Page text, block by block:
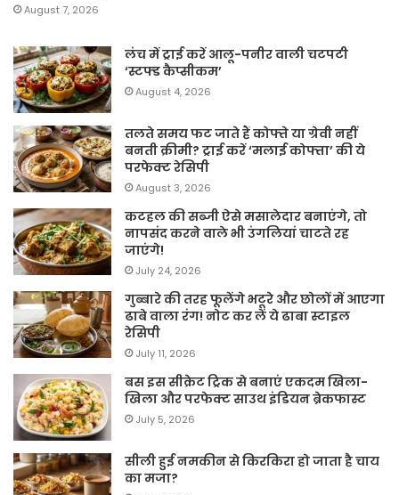
August 7, 2026
लंच में ट्राई करें आलू-पनीर वाली चटपटी
‘स्टफ्ड कैप्सीकम’
August 4, 2026
तलते समय फट जाते हैं कोफ्ते या ग्रेवी नहीं
बनती क्रीमी? ट्राई करें ‘मलाई कोफ्ता’ की ये
परफेक्ट रेसिपी
August 3, 2026
कटहल की सब्जी ऐसे मसालेदार बनाएंगे, तो
नापसंद करने वाले भी उंगलियां चाटते रह
जाएंगे!
July 24, 2026
गुब्बारे की तरह फूलेंगे भटूरे और छोलों में आएगा
ढाबे वाला रंग! नोट कर लें ये ढाबा स्टाइल
रेसिपी
July 11, 2026
बस इस सीक्रेट ट्रिक से बनाएं एकदम खिला-
खिला और परफेक्ट साउथ इंडियन ब्रेकफास्ट
July 5, 2026
सीली हुई नमकीन से किरकिरा हो जाता है चाय
का मजा?